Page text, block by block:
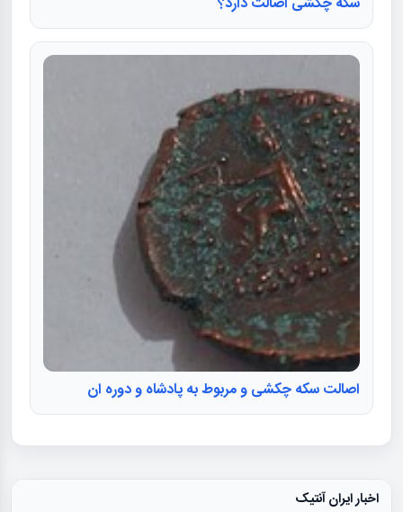
اصالت سکه چکشی و مربوط به پادشاه و دوره ان
اخبار ایران آنتیک